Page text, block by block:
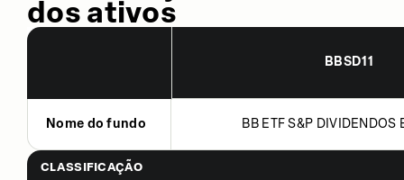
dos ativos
BBSD11
Nome do fundo BB ETF S&P DIVIDENDOS
CLASSIFICAÇÃO